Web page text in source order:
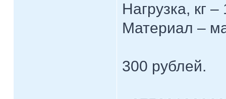
Нагрузка, кг –
Материал –
300 рублей.